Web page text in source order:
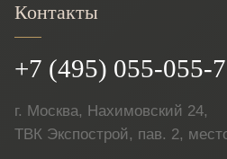
Контакты
+7 (495) 055-055-7
г. Москва, Нахимовский 24,
ТВК Экспострой, пав. 2,